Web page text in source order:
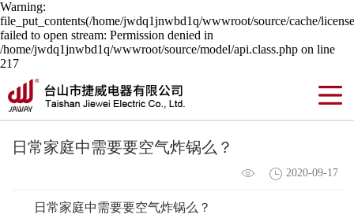
Warning:
file_put_contents(/home/jwdq1jnwbd1q/wwwroot/source/cache/
failed to open stream: Permission denied in
/home/jwdq1jnwbd1q/wwwroot/source/model/api.class.php on line
217
日常家庭中需要要空气炸锅么？
2020-09-17
日常家庭中需要要空气炸锅么？